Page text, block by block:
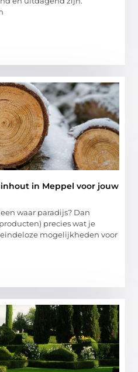
in Meppel voor jouw
waar paradijs? Dan
precies wat je
mogelijkheden voor